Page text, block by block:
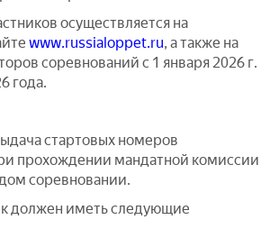
осуществляется на
www.russialoppet.ru, а также на
соревнований с 1 января 2026 г.
года.
стартовых номеров
прохождении мандатной комиссии
соревновании.
должен иметь следующие